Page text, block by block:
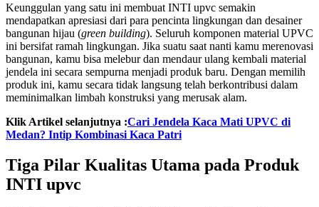
Keunggulan yang satu ini membuat INTI upvc semakin
mendapatkan apresiasi dari para pencinta lingkungan dan desainer
bangunan hijau (green building). Seluruh komponen material UPVC
ini bersifat ramah lingkungan. Jika suatu saat nanti kamu merenovasi
bangunan, kamu bisa melebur dan mendaur ulang kembali material
jendela ini secara sempurna menjadi produk baru. Dengan memilih
produk ini, kamu secara tidak langsung telah berkontribusi dalam
meminimalkan limbah konstruksi yang merusak alam.
Klik Artikel selanjutnya :Cari Jendela Kaca Mati UPVC di
Medan? Intip Kombinasi Kaca Patri
Tiga Pilar Kualitas Utama pada Produk
INTI upvc